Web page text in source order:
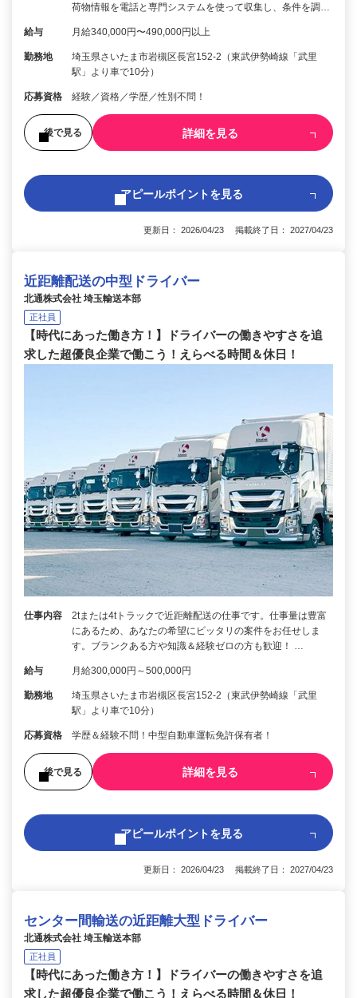
荷物情報を電話と専門システムを使って収集し、条件を調…
給与 月給340,000円〜490,000円以上
勤務地
埼玉県さいたま市岩槻区長宮152-2（東武伊勢崎線「武里
駅」より車で10分）
応募資格 経験／資格／学歴／性別不問！
後で見る 詳細を見る
アピールポイントを見る
更新日： 2026/04/23 掲載終了日： 2027/04/23
近距離配送の中型ドライバー
北通株式会社 埼玉輸送本部
正社員
【時代にあった働き方！】ドライバーの働きやすさを追
求した超優良企業で働こう！えらべる時間＆休日！
仕事内容
2tまたは4tトラックで近距離配送の仕事です。仕事量は豊富
にあるため、あなたの希望にピッタリの案件をお任せしま
す。ブランクある方や知識＆経験ゼロの方も歓迎！ …
給与 月給300,000円～500,000円
勤務地
埼玉県さいたま市岩槻区長宮152-2（東武伊勢崎線「武里
駅」より車で10分）
応募資格 学歴＆経験不問！中型自動車運転免許保有者！
後で見る 詳細を見る
アピールポイントを見る
更新日： 2026/04/23 掲載終了日： 2027/04/23
センター間輸送の近距離大型ドライバー
北通株式会社 埼玉輸送本部
正社員
【時代にあった働き方！】ドライバーの働きやすさを追
求した超優良企業で働こう！えらべる時間＆休日！